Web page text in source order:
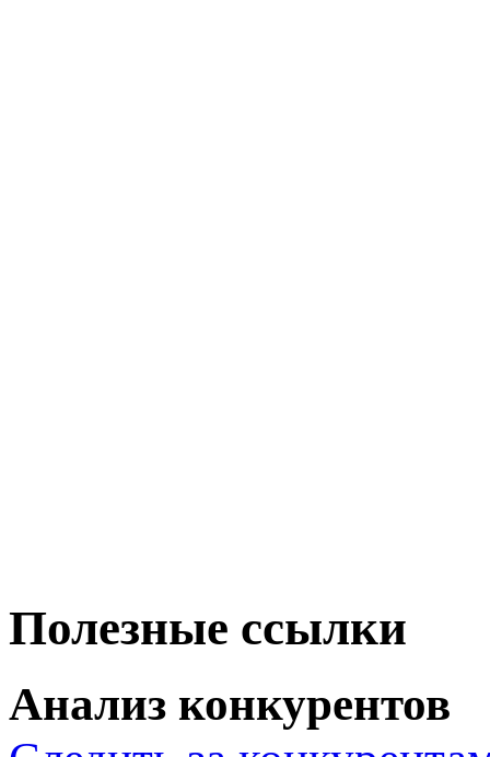
Полезные ссылки
Анализ конкурентов